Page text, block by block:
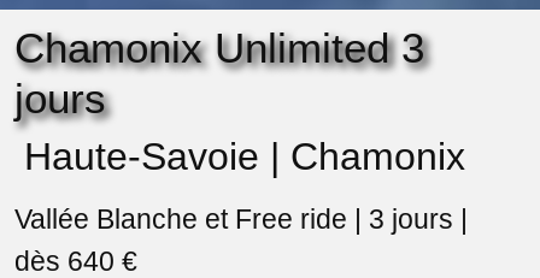
Chamonix Unlimited 3
jours
Haute-Savoie | Chamonix
Vallée Blanche et Free ride | 3 jours |
dès 640 €